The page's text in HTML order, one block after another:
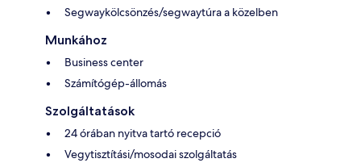
Segwaykölcsönzés/segwaytúra a közelben
Munkához
Business center
Számítógép-állomás
Szolgáltatások
24 órában nyitva tartó recepció
Vegytisztítási/mosodai szolgáltatás